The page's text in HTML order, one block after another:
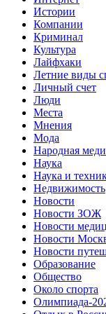
Истории
Компании
Криминал
Культура
Лайфхаки
Летние виды
Личный счет
Люди
Места
Мнения
Мода
Народная
Наука
Наука и
Недвижимость
Новости
Новости ЗОЖ
Новости
Новости
Новости
Образование
Общество
Около спорта
Олимпиада-